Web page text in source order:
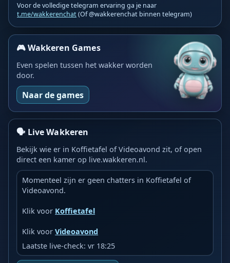
Voor de volledige telegram ervaring ga je naar
t.me/wakkerenchat(Of @wakkerenchat binnen telegram)
🎮 Wakkeren Games
Even spelen tussen het wakker worden
door.
Naar de games
🗣️ Live Wakkeren
Bekijk wie er in Koffietafel of Videoavond zit, of open
direct een kamer op live.wakkeren.nl.
Momenteel zijn er geen chatters in Koffietafel of
Videoavond.
Klik voor Koffietafel
Klik voorVideoavond
Laatste live-check: vr 18:25